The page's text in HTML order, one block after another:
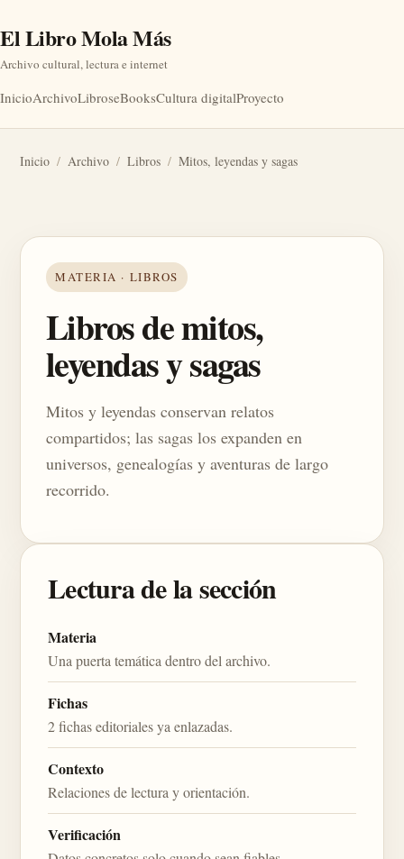
El Libro Mola Más
Archivo cultural, lectura e internet
InicioArchivoLibroseBooksCultura digitalProyecto
Inicio / Archivo / Libros / Mitos, leyendas y sagas
MATERIA · LIBROS
Libros de mitos,
leyendas y sagas
Mitos y leyendas conservan relatos
compartidos; las sagas los expanden en
universos, genealogías y aventuras de largo
recorrido.
Lectura de la sección
Materia
Una puerta temática dentro del archivo.
Fichas
2 fichas editoriales ya enlazadas.
Contexto
Relaciones de lectura y orientación.
Verificación